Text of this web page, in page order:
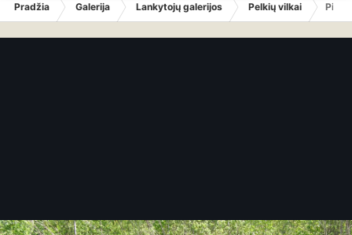
Pradžia Galerija Lankytojų galerijos Pelkių vilkai